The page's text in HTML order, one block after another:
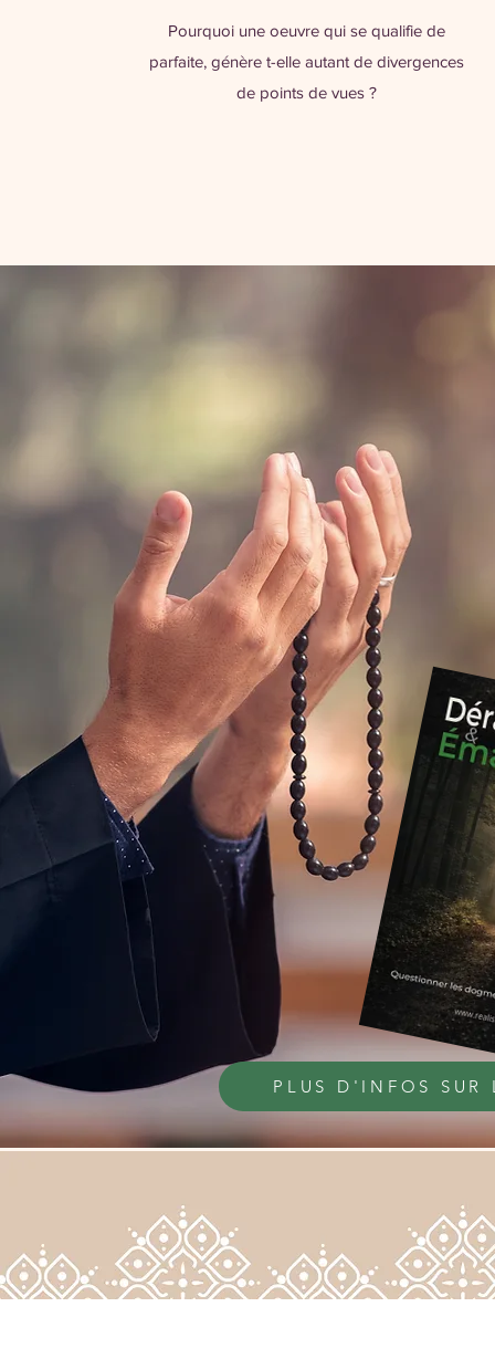
Pourquoi une oeuvre qui se qualifie de
parfaite, génère t-elle autant de divergences
de points de vues ?
PLUS D'INFOS SUR